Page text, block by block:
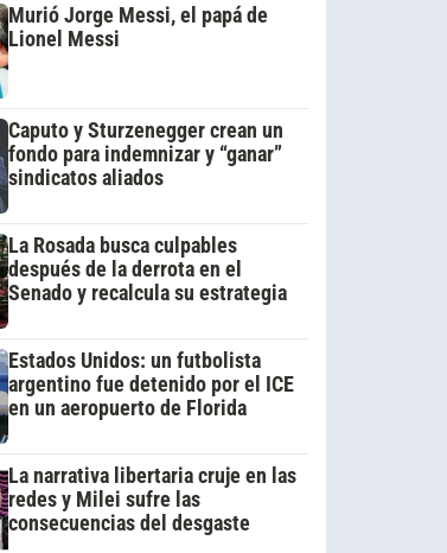
Murió Jorge Messi, el papá de
Lionel Messi
Caputo y Sturzenegger crean un
fondo para indemnizar y “ganar”
sindicatos aliados
La Rosada busca culpables
después de la derrota en el
Senado y recalcula su estrategia
Estados Unidos: un futbolista
argentino fue detenido por el ICE
en un aeropuerto de Florida
La narrativa libertaria cruje en las
redes y Milei sufre las
consecuencias del desgaste